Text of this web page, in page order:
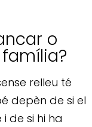
o
relleu té
depèn de si el
de si hi ha